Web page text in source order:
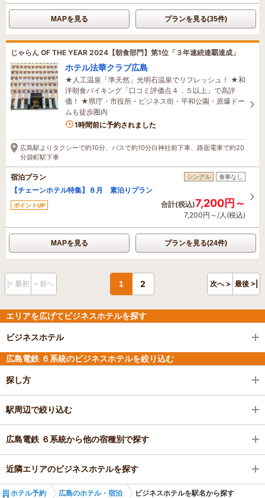
MAPを見る プランを見る(35件)
じゃらん OF THE YEAR 2024【朝食部門】第1位「３年連続連覇達成」
ホテル法華クラブ広島
★人工温泉「準天然」光明石温泉でリフレッシュ！ ★和
洋朝食バイキング「口コミ評価点４．５以上」で高評
価！ ★県庁・市役所・ビジネス街・平和公園・原爆ドー
ムも徒歩圏内
1時間前に予約されました
広島駅よりタクシーで約10分、バスで約10分白神社前下車、路面電車で約20
分袋町駅下車
宿泊プラン シングル 食事なし
【チェーンホテル特集】８月 素泊りプラン
ポイントUP 合計(税込)7,200円～
7,200円～/人(税込)
MAPを見る プランを見る(24件)
|< 最初 < 前へ 1 2 次へ > 最後 >|
エリアを広げてビジネスホテルを探す
ビジネスホテル
広島電鉄 ６系統のビジネスホテルを絞り込む
探し方
駅周辺で絞り込む
広島電鉄 ６系統から他の宿種別で探す
近隣エリアのビジネスホテルを探す
ホテル予約 広島のホテル・宿泊 ビジネスホテルを駅名から探す